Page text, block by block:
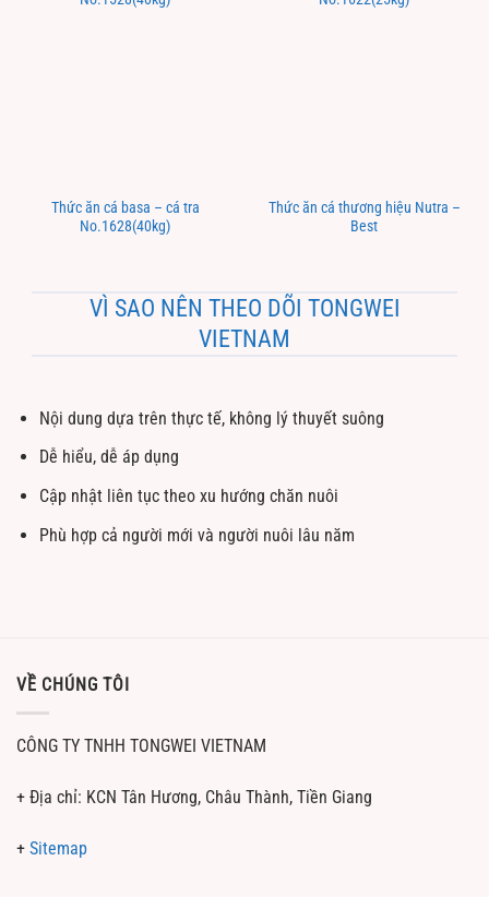
Thức ăn cá basa – cá tra
No.1628(40kg)
Thức ăn cá thương hiệu Nutra –
Best
VÌ SAO NÊN THEO DÕI TONGWEI
VIETNAM
Nội dung dựa trên thực tế, không lý thuyết suông
Dễ hiểu, dễ áp dụng
Cập nhật liên tục theo xu hướng chăn nuôi
Phù hợp cả người mới và người nuôi lâu năm
VỀ CHÚNG TÔI
CÔNG TY TNHH TONGWEI VIETNAM
+ Địa chỉ: KCN Tân Hương, Châu Thành, Tiền Giang
+ Sitemap